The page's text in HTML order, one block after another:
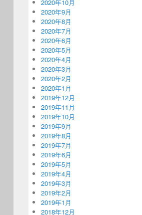
2020年10月
2020年9月
2020年8月
2020年7月
2020年6月
2020年5月
2020年4月
2020年3月
2020年2月
2020年1月
2019年12月
2019年11月
2019年10月
2019年9月
2019年8月
2019年7月
2019年6月
2019年5月
2019年4月
2019年3月
2019年2月
2019年1月
2018年12月